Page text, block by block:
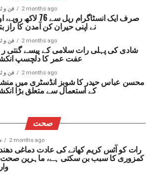
فن و 2 months ago
صرف ایک انسٹاگرام ریل سے 76
نے اپنی حیران کن آمدن کا راز
فن و 2 months ago
شادی کی پہلی رات سلامی کے پیسے گنتی
عفت عمر کا دلچسپ
فن و 2 months ago
محسن عباس حیدر کا شوبز انڈسٹری میں
کے استعمال سے متعلق بڑا
صحت
2 months ago
رات کو آئس کریم کھانے کی عادت دماغی دھند
کمزوری کا سبب بن سکتی ہے، ماہرین